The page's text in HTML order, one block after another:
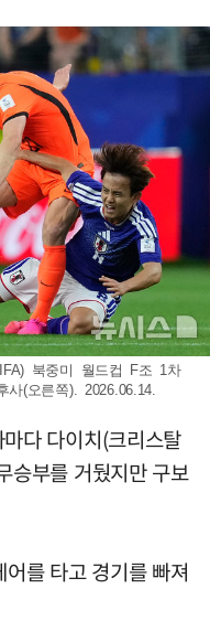
북중미 월드컵 F조 1차
(오른쪽). 2026.06.14.
다 다이치(크리스탈
승부를 거뒀지만 구보
를 타고 경기를 빠져